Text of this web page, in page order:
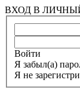
ВХОД В
Войти
Я забыл(а)
Я не